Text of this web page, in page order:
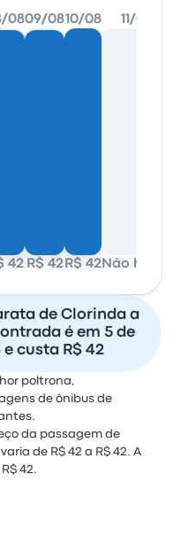
08
42
09/08
R$ 42
10/08
R$ 42
11/08
de Clorinda a
é em 5 de
custa R$ 42
poltrona,
de ônibus de
da passagem de
de R$ 42 a R$ 42. A
42.